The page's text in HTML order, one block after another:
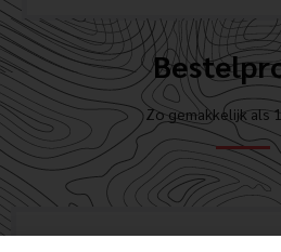
Zo gemakkelijk als